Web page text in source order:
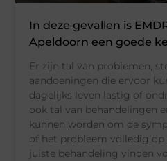
In deze gevallen is
Apeldoorn een goede
Er zijn tal van problemen,
aandoeningen die ervoor
dagelijks leven lastig of
ook tal van behandelingen
kunnen worden om de
of het probleem volledig op
juiste behandeling vinden